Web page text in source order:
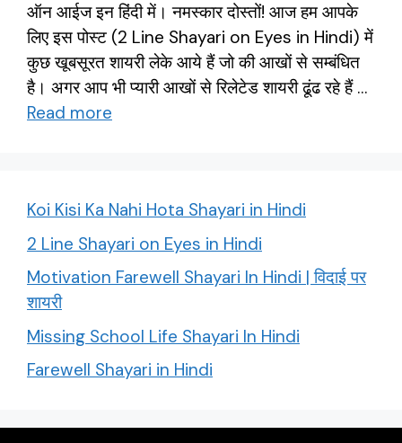
ऑन आईज इन हिंदी में। नमस्कार दोस्तों! आज हम आपके
लिए इस पोस्ट (2 Line Shayari on Eyes in Hindi) में
कुछ खूबसूरत शायरी लेके आये हैं जो की आखों से सम्बंधित
है। अगर आप भी प्यारी आखों से रिलेटेड शायरी ढूंढ रहे हैं …
Read more
Koi Kisi Ka Nahi Hota Shayari in Hindi
2 Line Shayari on Eyes in Hindi
Motivation Farewell Shayari In Hindi | विदाई पर
शायरी
Missing School Life Shayari In Hindi
Farewell Shayari in Hindi